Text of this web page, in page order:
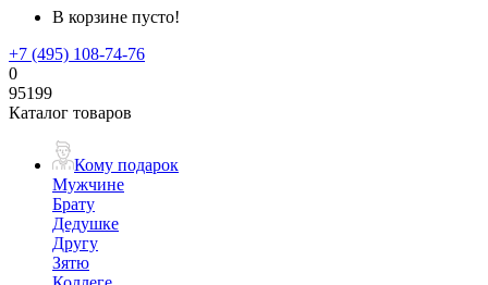
В корзине пусто!
+7 (495) 108-74-76
0
95199
Каталог товаров
Кому подарок
Мужчине
Брату
Дедушке
Другу
Зятю